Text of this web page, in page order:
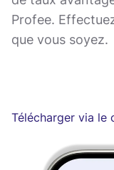
Profee.
que vous soyez.
Télécharger via le